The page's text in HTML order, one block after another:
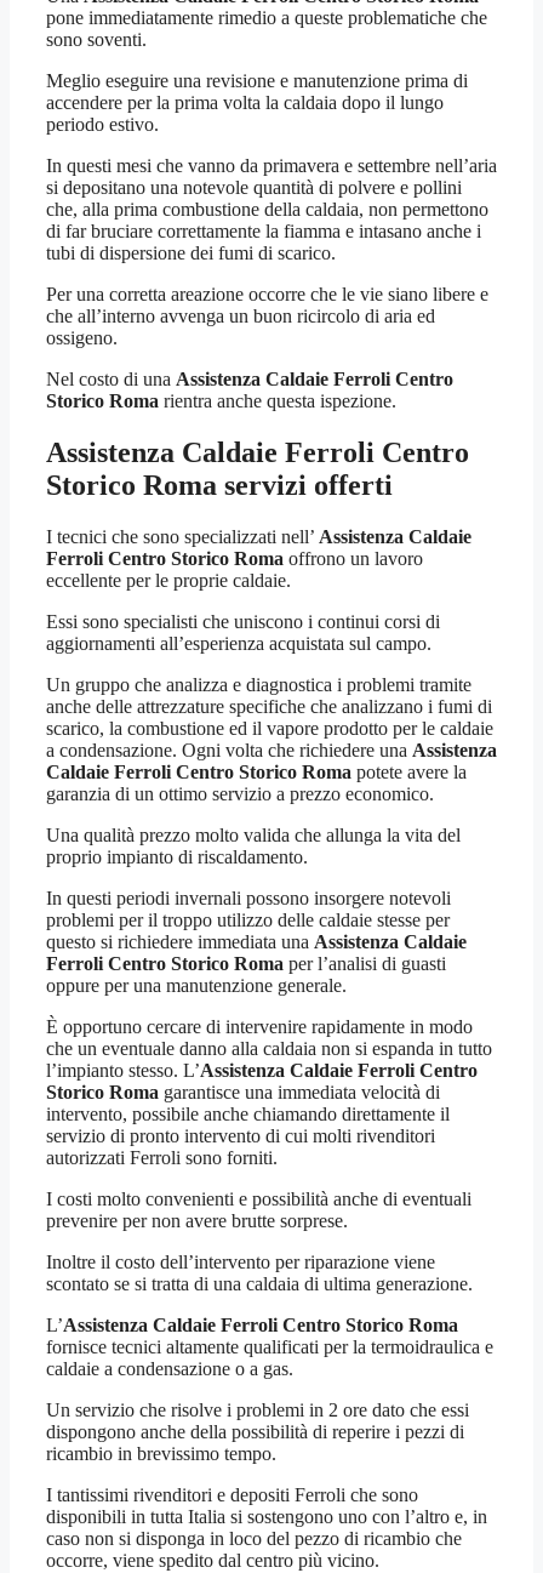
pone immediatamente rimedio a queste problematiche che
sono soventi.
Meglio eseguire una revisione e manutenzione prima di
accendere per la prima volta la caldaia dopo il lungo
periodo estivo.
In questi mesi che vanno da primavera e settembre nell’aria
si depositano una notevole quantità di polvere e pollini
che, alla prima combustione della caldaia, non permettono
di far bruciare correttamente la fiamma e intasano anche i
tubi di dispersione dei fumi di scarico.
Per una corretta areazione occorre che le vie siano libere e
che all’interno avvenga un buon ricircolo di aria ed
ossigeno.
Nel costo di una Assistenza Caldaie Ferroli Centro
Storico Roma rientra anche questa ispezione.
Assistenza Caldaie Ferroli Centro
Storico Roma servizi offerti
I tecnici che sono specializzati nell’ Assistenza Caldaie
Ferroli Centro Storico Roma offrono un lavoro
eccellente per le proprie caldaie.
Essi sono specialisti che uniscono i continui corsi di
aggiornamenti all’esperienza acquistata sul campo.
Un gruppo che analizza e diagnostica i problemi tramite
anche delle attrezzature specifiche che analizzano i fumi di
scarico, la combustione ed il vapore prodotto per le caldaie
a condensazione. Ogni volta che richiedere una Assistenza
Caldaie Ferroli Centro Storico Roma potete avere la
garanzia di un ottimo servizio a prezzo economico.
Una qualità prezzo molto valida che allunga la vita del
proprio impianto di riscaldamento.
In questi periodi invernali possono insorgere notevoli
problemi per il troppo utilizzo delle caldaie stesse per
questo si richiedere immediata una Assistenza Caldaie
Ferroli Centro Storico Roma per l’analisi di guasti
oppure per una manutenzione generale.
È opportuno cercare di intervenire rapidamente in modo
che un eventuale danno alla caldaia non si espanda in tutto
l’impianto stesso. L’Assistenza Caldaie Ferroli Centro
Storico Roma garantisce una immediata velocità di
intervento, possibile anche chiamando direttamente il
servizio di pronto intervento di cui molti rivenditori
autorizzati Ferroli sono forniti.
I costi molto convenienti e possibilità anche di eventuali
prevenire per non avere brutte sorprese.
Inoltre il costo dell’intervento per riparazione viene
scontato se si tratta di una caldaia di ultima generazione.
L’Assistenza Caldaie Ferroli Centro Storico Roma
fornisce tecnici altamente qualificati per la termoidraulica e
caldaie a condensazione o a gas.
Un servizio che risolve i problemi in 2 ore dato che essi
dispongono anche della possibilità di reperire i pezzi di
ricambio in brevissimo tempo.
I tantissimi rivenditori e depositi Ferroli che sono
disponibili in tutta Italia si sostengono uno con l’altro e, in
caso non si disponga in loco del pezzo di ricambio che
occorre, viene spedito dal centro più vicino.